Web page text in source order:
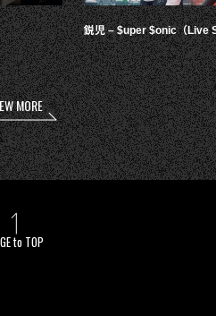
鋭児 – $uper $onic（Live
MORE
to TOP